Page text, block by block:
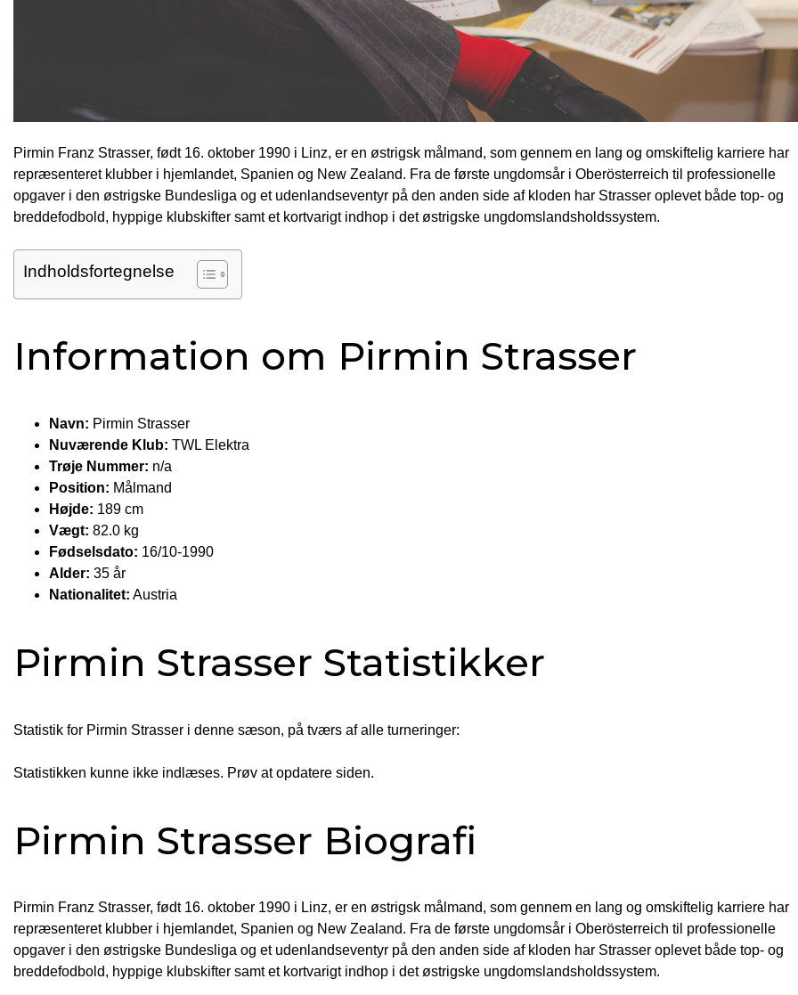
Pirmin Franz Strasser, født 16. oktober 1990 i Linz, er en østrigsk målmand, som gennem en lang og omskiftelig karriere har
repræsenteret klubber i hjemlandet, Spanien og New Zealand. Fra de første ungdomsår i Oberösterreich til professionelle
opgaver i den østrigske Bundesliga og et udenlandseventyr på den anden side af kloden har Strasser oplevet både top- og
breddefodbold, hyppige klubskifter samt et kortvarigt indhop i det østrigske ungdomslandsholdssystem.
Indholdsfortegnelse
Information om Pirmin Strasser
Navn: Pirmin Strasser
Nuværende Klub: TWL Elektra
Trøje Nummer: n/a
Position: Målmand
Højde: 189 cm
Vægt: 82.0 kg
Fødselsdato: 16/10-1990
Alder: 35 år
Nationalitet: Austria
Pirmin Strasser Statistikker
Statistik for Pirmin Strasser i denne sæson, på tværs af alle turneringer:
Statistikken kunne ikke indlæses. Prøv at opdatere siden.
Pirmin Strasser Biografi
Pirmin Franz Strasser, født 16. oktober 1990 i Linz, er en østrigsk målmand, som gennem en lang og omskiftelig karriere har
repræsenteret klubber i hjemlandet, Spanien og New Zealand. Fra de første ungdomsår i Oberösterreich til professionelle
opgaver i den østrigske Bundesliga og et udenlandseventyr på den anden side af kloden har Strasser oplevet både top- og
breddefodbold, hyppige klubskifter samt et kortvarigt indhop i det østrigske ungdomslandsholdssystem.